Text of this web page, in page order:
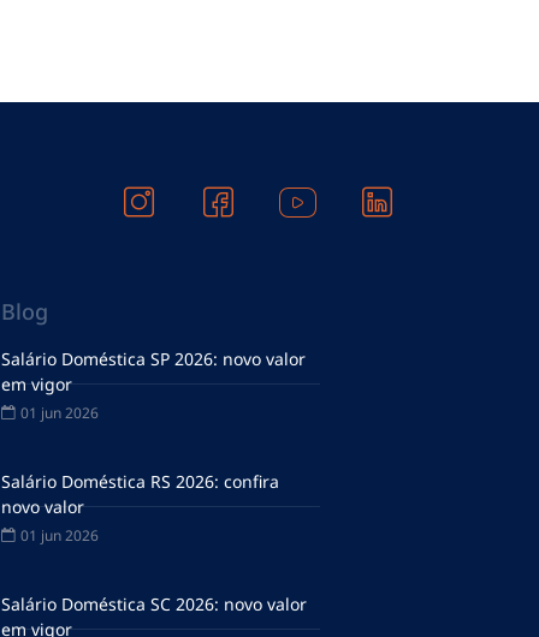
Blog
Salário Doméstica SP 2026: novo valor
em vigor
01 jun 2026
Salário Doméstica RS 2026: confira
novo valor
01 jun 2026
Salário Doméstica SC 2026: novo valor
em vigor